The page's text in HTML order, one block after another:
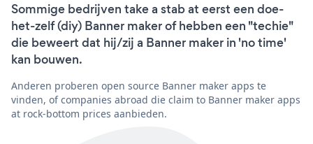
Sommige bedrijven take a stab at eerst een doe-
het-zelf (diy) Banner maker of hebben een "techie"
die beweert dat hij/zij a Banner maker in 'no time'
kan bouwen.
Anderen proberen open source Banner maker apps te
vinden, of companies abroad die claim to Banner maker apps
at rock-bottom prices aanbieden.